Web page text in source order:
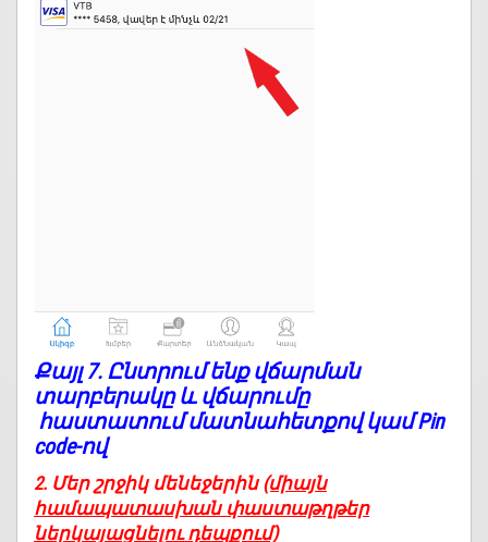
Քայլ 7. Ընտրում ենք վճարման
տարբերակը և վճարումը
հաստատում մատնահետքով կամ Pin
code-ով
2. Մեր շրջիկ մենեջերին (միայն
համապատասխան փաստաթղթեր
ներկայացնելու դեպքում)